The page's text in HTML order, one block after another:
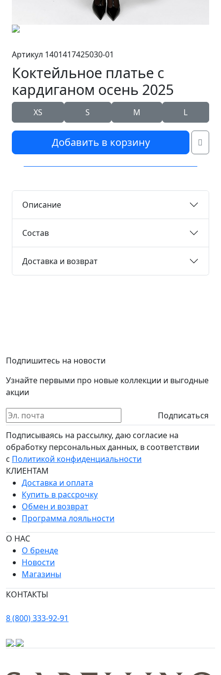
Артикул 1401417425030-01
Коктейльное платье с
кардиганом осень 2025
XS S M L
Добавить в корзину
Описание
Состав
Доставка и возврат
Подпишитесь на новости
Узнайте первыми про новые коллекции и выгодные
акции
Подписаться
Подписываясь на рассылку, даю согласие на
обработку персональных данных, в соответствии
с Политикой конфиденциальности
КЛИЕНТАМ
Доставка и оплата
Купить в рассрочку
Обмен и возврат
Программа лояльности
О НАС
О бренде
Новости
Магазины
КОНТАКТЫ
8 (800) 333-92-91